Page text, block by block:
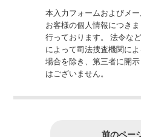
本入力フォームおよびメ
お客様の個人情報につき
行っております。 法令な
によって司法捜査機関に
場合を除き、第三者に開
はございません。
前のペー